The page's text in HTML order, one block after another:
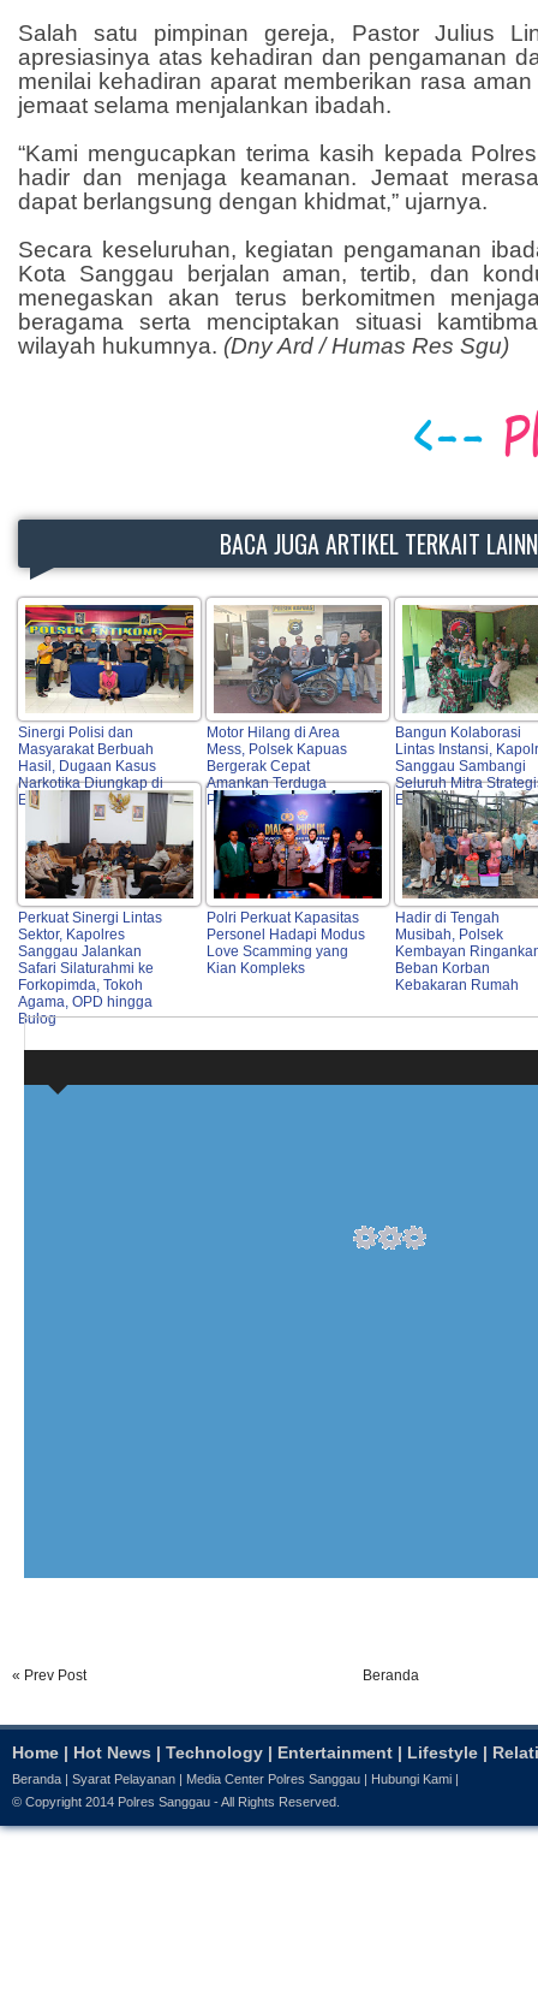
Salah satu pimpinan gereja, Pastor Julius
apresiasinya atas kehadiran dan pengamanan
menilai kehadiran aparat memberikan rasa
jemaat selama menjalankan ibadah.
“Kami mengucapkan terima kasih kepada
hadir dan menjaga keamanan. Jemaat
dapat berlangsung dengan khidmat,” ujarnya.
Secara keseluruhan, kegiatan pengamanan
Kota Sanggau berjalan aman, tertib, dan
menegaskan akan terus berkomitmen
beragama serta menciptakan situasi
wilayah hukumnya. (Dny Ard / Humas Res Sgu)
BACA JUGA ARTIKEL TERKAIT
Sinergi Polisi dan
Masyarakat Berbuah
Hasil, Dugaan Kasus
Narkotika Diungkap di
Entikong
Motor Hilang di Area
Mess, Polsek Kapuas
Bergerak Cepat
Amankan Terduga
Pelaku
Bangun Kolaborasi
Lintas Instansi,
Sanggau Sambangi
Seluruh Mitra
Entikong
Perkuat Sinergi Lintas
Sektor, Kapolres
Sanggau Jalankan
Safari Silaturahmi ke
Forkopimda, Tokoh
Agama, OPD hingga
Bulog
Polri Perkuat Kapasitas
Personel Hadapi Modus
Love Scamming yang
Kian Kompleks
Hadir di Tengah
Musibah, Polsek
Kembayan
Beban Korban
Kebakaran Rumah
« Prev Post Beranda
Home | Hot News | Technology | Entertainment | Lifestyle |
Beranda Syarat Pelayanan Media Center Polres Sanggau Hubungi Kami
© Copyright 2014 Polres Sanggau - All Rights Reserved.